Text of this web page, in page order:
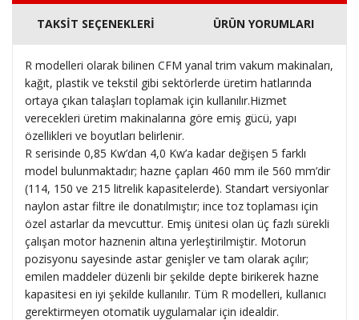
TAKSİT SEÇENEKLERİ ÜRÜN YORUMLARI
R modelleri olarak bilinen CFM yanal trim vakum makinaları,
kağıt, plastik ve tekstil gibi sektörlerde üretim hatlarında
ortaya çıkan talaşları toplamak için kullanılır.Hizmet
verecekleri üretim makinalarına göre emiş gücü, yapı
özellikleri ve boyutları belirlenir.
R serisinde 0,85 Kw’dan 4,0 Kw’a kadar değişen 5 farklı
model bulunmaktadır; hazne çapları 460 mm ile 560 mm’dir
(114, 150 ve 215 litrelik kapasitelerde). Standart versiyonlar
naylon astar filtre ile donatılmıştır; ince toz toplaması için
özel astarlar da mevcuttur. Emiş ünitesi olan üç fazlı sürekli
çalışan motor haznenin altına yerleştirilmiştir. Motorun
pozisyonu sayesinde astar genişler ve tam olarak açılır;
emilen maddeler düzenli bir şekilde depte birikerek hazne
kapasitesi en iyi şekilde kullanılır. Tüm R modelleri, kullanıcı
gerektirmeyen otomatik uygulamalar için idealdir.